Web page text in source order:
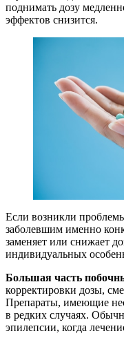
поднимать дозу
эффектов снизится.
Если возникли
заболевшим именно
заменяет или снижает
индивидуальных
Большая часть
корректировки дозы,
Препараты, имеющие
в редких случаях.
эпилепсии, когда